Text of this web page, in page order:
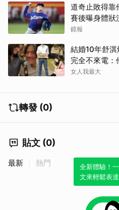
道奇止敗得
賽後曝身體狀
鏡報
結婚10年舒
完全不來電：
女人我最大
轉發 (0)
貼文 (0)
全新體驗！
文來輕鬆表達
最新 熱門